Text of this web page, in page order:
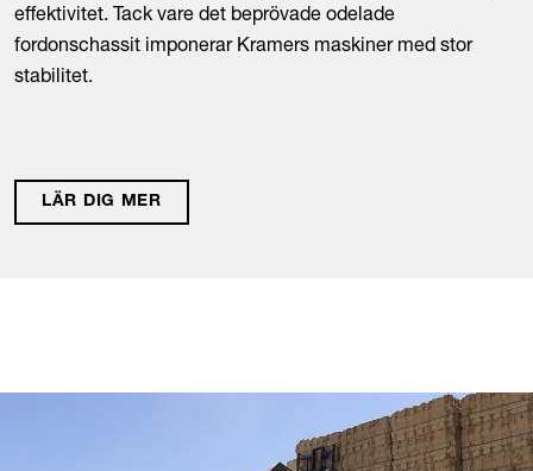
effektivitet. Tack vare det beprövade odelade
fordonschassit imponerar Kramers maskiner med stor
stabilitet.
LÄR DIG MER